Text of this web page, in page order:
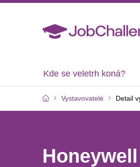
Kde se veletrh koná?
Vystavovatelé Detail
Honeywell